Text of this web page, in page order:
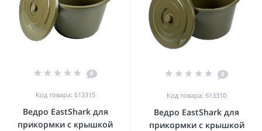
0
Код товара: 613315
Ведро EastShark для
прикормки с крышкой
0
Код товара: 613310
Ведро EastShark для
прикормки с крышкой